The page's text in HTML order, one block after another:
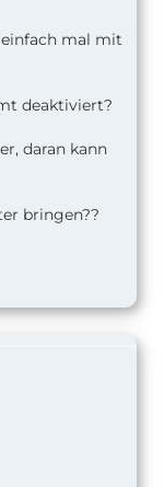
einfach mal mit
deaktiviert?
daran kann
bringen??